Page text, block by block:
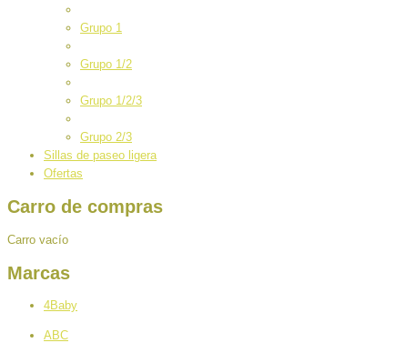
Grupo 1
Grupo 1/2
Grupo 1/2/3
Grupo 2/3
Sillas de paseo ligera
Ofertas
Carro de compras
Carro vacío
Marcas
4Baby
ABC